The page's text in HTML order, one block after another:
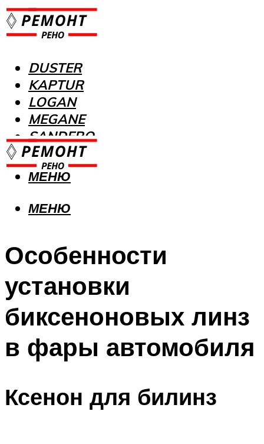
DUSTER
KAPTUR
LOGAN
MEGANE
SANDERO
МЕНЮ
МЕНЮ
Особенности
установки
биксеноновых линз
в фары автомобиля
Ксенон для билинз